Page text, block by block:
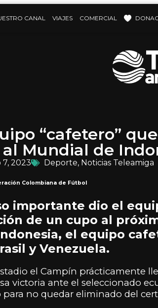
CANAL VIAJES COMERCIAL
“cafetero”
Mundial de
2023 Deporte, Noticias Teleamiga
Colombiana de Fútbol
importante dio el
de un cupo al
el equipo
y Venezuela.
el Campín prácticamente
victoria ante el seleccionado
para no quedar eliminado del